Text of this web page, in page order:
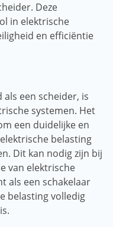
Deze
in elektrische
en efficiëntie
als een scheider, is
systemen. Het
een ​​duidelijke en
belasting
Dit kan nodig zijn bij
van elektrische
als een schakelaar
belasting volledig